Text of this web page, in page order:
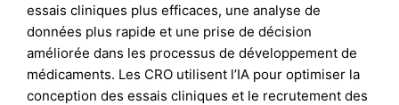
essais cliniques plus efficaces, une analyse de
données plus rapide et une prise de décision
améliorée dans les processus de développement de
médicaments. Les CRO utilisent l’IA pour optimiser la
conception des essais cliniques et le recrutement des